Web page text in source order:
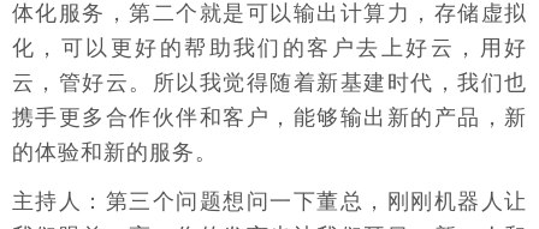
体化服务，第二个就是可以输出计算力，存储虚拟
化，可以更好的帮助我们的客户去上好云，用好
云，管好云。所以我觉得随着新基建时代，我们也
携手更多合作伙伴和客户，能够输出新的产品，新
的体验和新的服务。
主持人：第三个问题想问一下董总，刚刚机器人让